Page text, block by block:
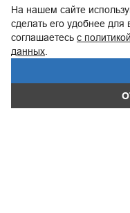
отличаться от
осуществляется в
купли-продажи,
характеристики,
приведенные на сайте, могут
комплектации и внешнего
Российскую Федерацию.
© 2026, FOTON
На нашем сайте
сделать его удобнее для
соглашаетесь с
данных
WhatsApp